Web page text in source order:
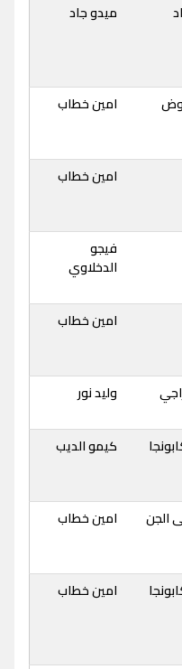
ميدو جاد
امين خطاب
امين خطاب
فيجو
الدخلاوي
امين خطاب
وليد نور
كيمو الديب
الجن امين خطاب
امين خطاب